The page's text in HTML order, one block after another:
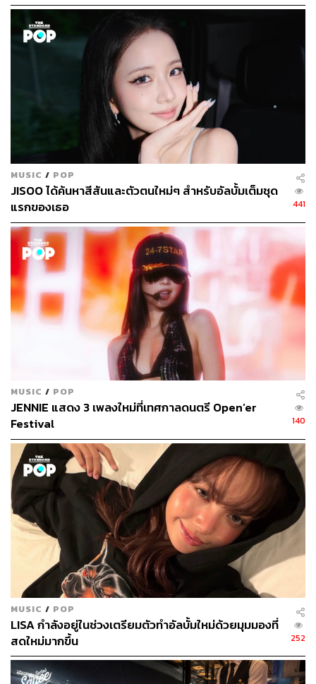
MUSIC / POP
JISOO ได้ค้นหาสีสันและตัวตนใหม่ๆ สำหรับอัลบั้มเต็มชุด
แรกของเธอ
441
MUSIC / POP
JENNIE แสดง 3 เพลงใหม่ที่เทศกาลดนตรี Open’er
Festival
140
MUSIC / POP
LISA กำลังอยู่ในช่วงเตรียมตัวทำอัลบั้มใหม่ด้วยมุมมองที่
สดใหม่มากขึ้น
252